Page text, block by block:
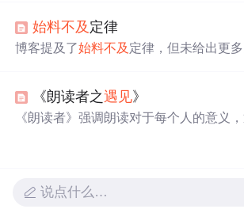
喜 传媒仍积极布局流媒体，以应对行业趋
始料不及 定律
博客提及了始料不及 定律，但未给出更多
《朗读者之遇见》
《朗读者》强调朗读对于每个人的意义
说点什么…